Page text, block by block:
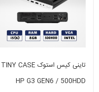
تاینی کیس استوک TINY CASE
HP G3 GEN6 / 500HDD